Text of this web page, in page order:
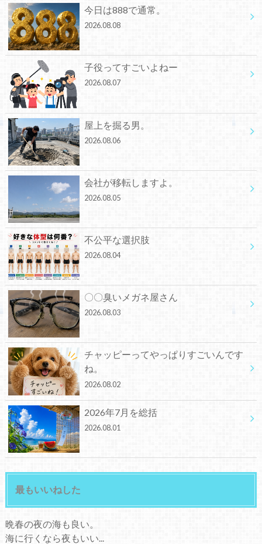
今日は888で通常。
2026.08.08
子役ってすごいよねー
2026.08.07
屋上を掘る男。
2026.08.06
会社が移転しますよ。
2026.08.05
不公平な選択肢
2026.08.04
〇〇臭いメガネ屋さん
2026.08.03
チャッピーってやっぱりすごいんです
ね。
2026.08.02
2026年7月を総括
2026.08.01
最もいいねした
晩春の夜の海も良い。
海に行くなら夜もいい...